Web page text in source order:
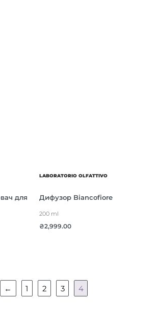
для
LABORATORIO OLFATTIVO
Дифузор Biancofiore
200 ml
₴2,999.00
← 1 2 3 4